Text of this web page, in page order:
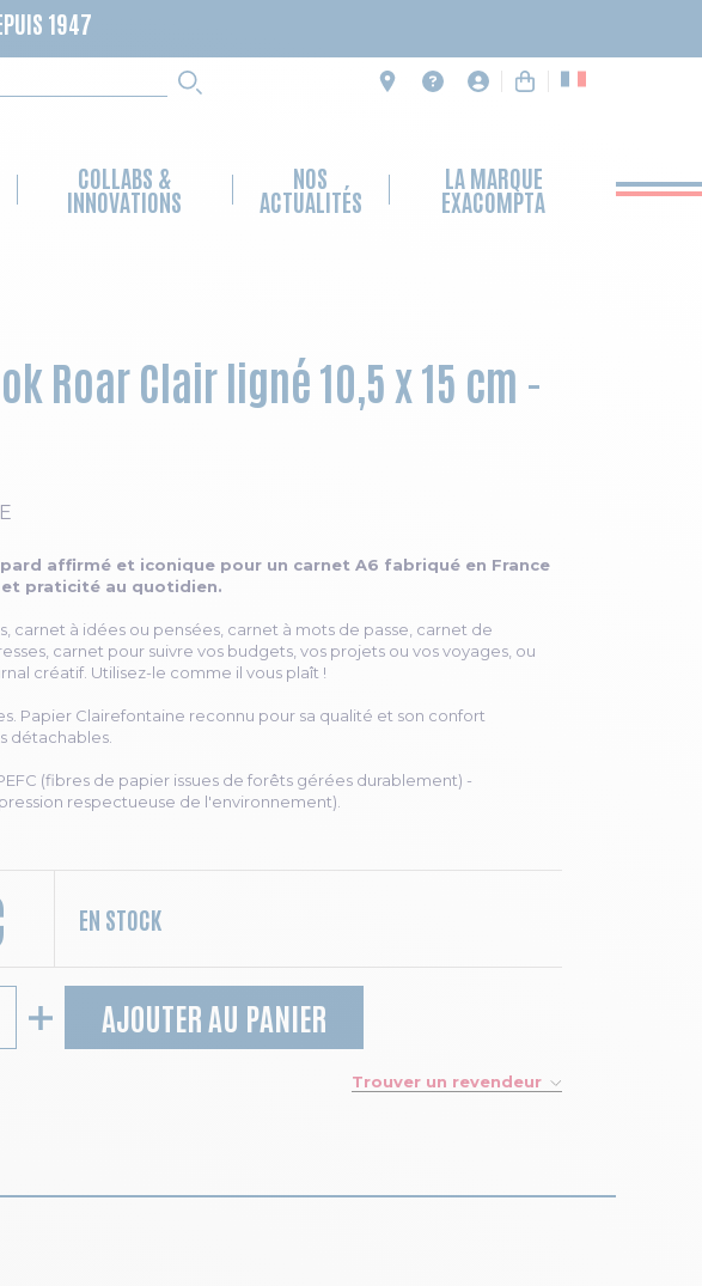
1947
RECHERCHE
COLLABS &
INNOVATIONS
NOS
ACTUALITÉS
LA MARQUE
EXACOMPTA
Roar Clair ligné 10,5 x 15 cm -
affirmé et iconique pour un carnet A6 fabriqué en France
praticité au quotidien.
carnet à idées ou pensées, carnet à mots de passe, carnet de
carnet pour suivre vos budgets, vos projets ou vos voyages, ou
créatif. Utilisez-le comme il vous plaît !
Papier Clairefontaine reconnu pour sa qualité et son confort
détachables.
(fibres de papier issues de forêts gérées durablement) -
respectueuse de l'environnement).
EN STOCK
AJOUTER AU PANIER
Trouver un revendeur